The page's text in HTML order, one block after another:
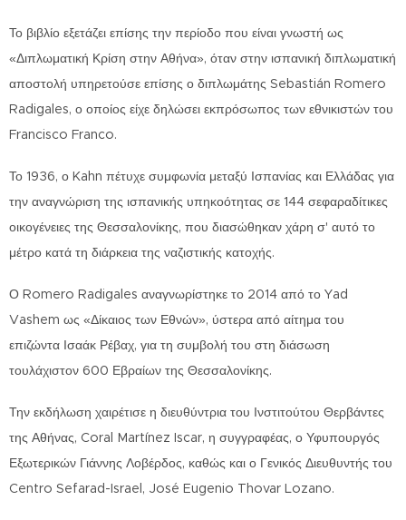
Το βιβλίο εξετάζει επίσης την περίοδο που είναι γνωστή ως
«Διπλωματική Κρίση στην Αθήνα», όταν στην ισπανική διπλωματική
αποστολή υπηρετούσε επίσης ο διπλωμάτης Sebastián Romero
Radigales, ο οποίος είχε δηλώσει εκπρόσωπος των εθνικιστών του
Francisco Franco.
Το 1936, ο Kahn πέτυχε συμφωνία μεταξύ Ισπανίας και Ελλάδας για
την αναγνώριση της ισπανικής υπηκοότητας σε 144 σεφαραδίτικες
οικογένειες της Θεσσαλονίκης, που διασώθηκαν χάρη σ' αυτό το
μέτρο κατά τη διάρκεια της ναζιστικής κατοχής.
Ο Romero Radigales αναγνωρίστηκε το 2014 από το Yad
Vashem ως «Δίκαιος των Εθνών», ύστερα από αίτημα του
επιζώντα Ισαάκ Ρέβαχ, για τη συμβολή του στη διάσωση
τουλάχιστον 600 Εβραίων της Θεσσαλονίκης.
Την εκδήλωση χαιρέτισε η διευθύντρια του Ινστιτούτου Θερβάντες
της Αθήνας, Coral Martínez Iscar, η συγγραφέας, ο Υφυπουργός
Εξωτερικών Γιάννης Λοβέρδος, καθώς και ο Γενικός Διευθυντής του
Centro Sefarad-Israel, José Eugenio Thovar Lozano.